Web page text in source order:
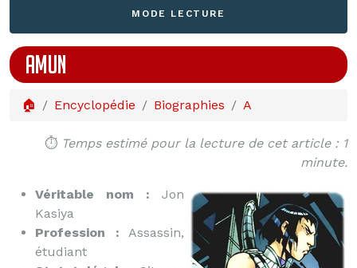
MODE LECTURE
AMUN
🏠 Encyclopédie Biographies A
⏱️ Temps estimé pour la lecture de cet article : 1
minute.
Véritable nom : Jon
Kasiya
Profession : Assassin,
étudiant